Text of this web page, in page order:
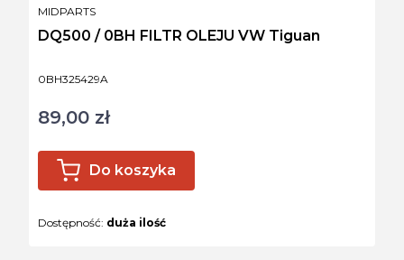
Kod produktu
0BH325429A
DQ500 / 0BH FILTR OLEJU VW Tiguan
PRODUCENT
MIDPARTS
Cena
89,00 zł
Do koszyka
Dostępność: duża ilość